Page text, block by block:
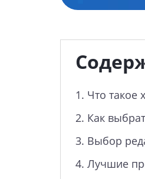
1. Что такое
2. Как
3. Выбор
4. Лучшие